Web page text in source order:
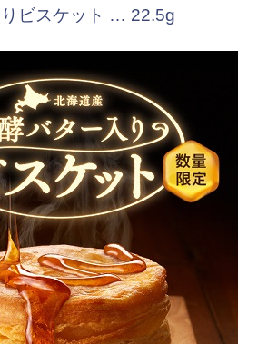
ビスケット … 22.5g